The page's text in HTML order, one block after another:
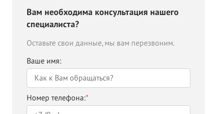
Вам необходима консультация нашего
специалиста?
Оставьте свои данные, мы вам перезвоним.
Ваше имя:
Номер телефона:*